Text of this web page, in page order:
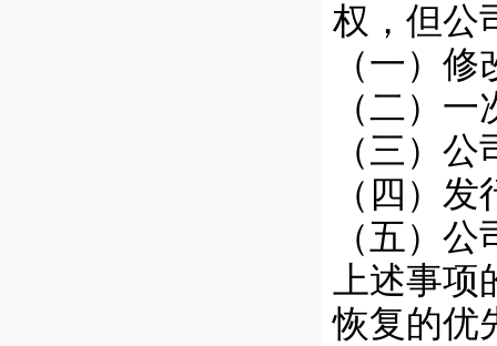
权，但公
（一）
（二）
（三）
（四）
（五）
上述事
恢复的优